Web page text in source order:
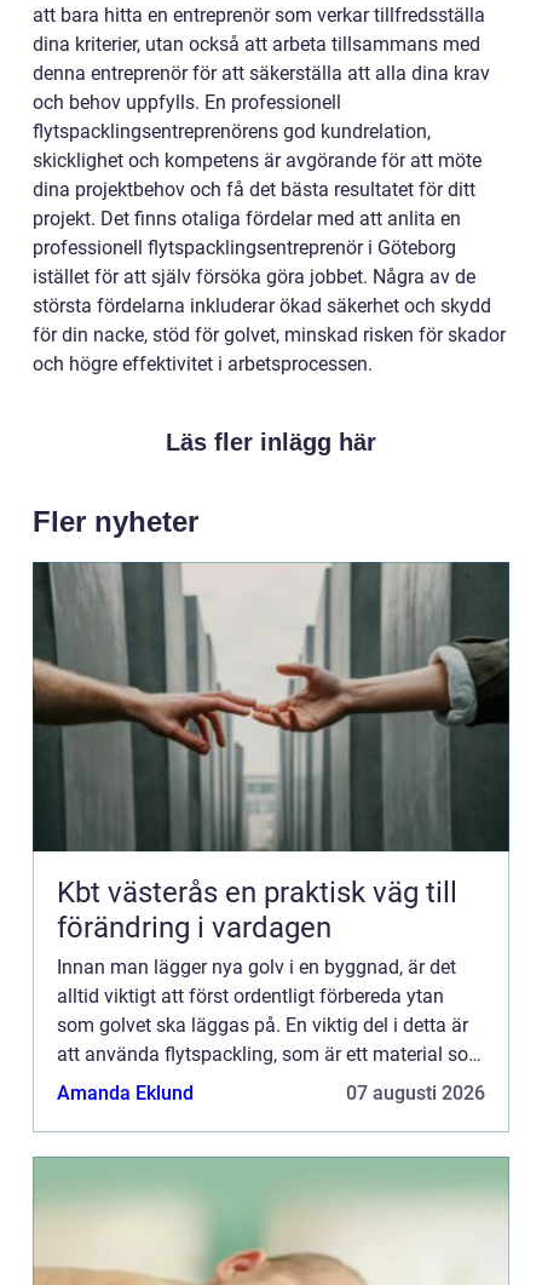
att bara hitta en entreprenör som verkar tillfredsställa
dina kriterier, utan också att arbeta tillsammans med
denna entreprenör för att säkerställa att alla dina krav
och behov uppfylls. En professionell
flytspacklingsentreprenörens god kundrelation,
skicklighet och kompetens är avgörande för att möte
dina projektbehov och få det bästa resultatet för ditt
projekt. Det finns otaliga fördelar med att anlita en
professionell flytspacklingsentreprenör i Göteborg
istället för att själv försöka göra jobbet. Några av de
största fördelarna inkluderar ökad säkerhet och skydd
för din nacke, stöd för golvet, minskad risken för skador
och högre effektivitet i arbetsprocessen.
Läs fler inlägg här
Fler nyheter
Kbt västerås en praktisk väg till
förändring i vardagen
Innan man lägger nya golv i en byggnad, är det
alltid viktigt att först ordentligt förbereda ytan
som golvet ska läggas på. En viktig del i detta är
att använda flytspackling, som är ett material som
anv&...
Amanda Eklund 07 augusti 2026